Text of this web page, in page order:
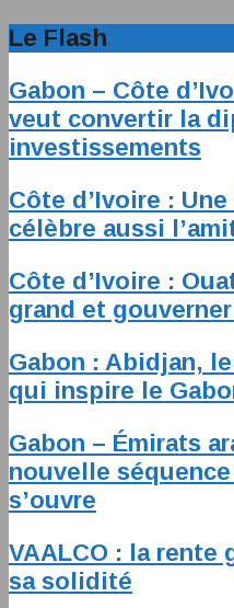
Le Flash
Gabon – Côte
veut convertir la
investissements
Côte d’Ivoire :
célèbre aussi
Côte d’Ivoire :
grand et
Gabon : Abidjan,
qui inspire le
Gabon – Émirats
nouvelle
s’ouvre
VAALCO : la rente
sa solidité